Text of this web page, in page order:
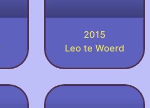
2015
Leo te Woerd